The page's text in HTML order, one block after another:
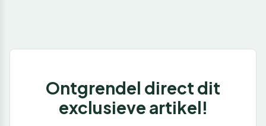
Ontgrendel direct dit
exclusieve artikel!